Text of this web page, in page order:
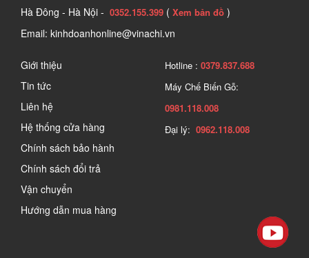
Hà Đông - Hà Nội - 0352.155.399 ( Xem bản đồ )
Email: kinhdoanhonline@vinachi.vn
Giới thiệu
Tin tức
Liên hệ
Hệ thống cửa hàng
Chính sách bảo hành
Chính sách đổi trả
Vận chuyển
Hướng dẫn mua hàng
Hotline : 0379.837.688
Máy Chế Biến Gỗ:
0981.118.008
Đại lý: 0962.118.008